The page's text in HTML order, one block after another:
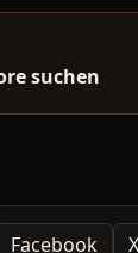
suchen
Facebook X